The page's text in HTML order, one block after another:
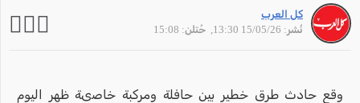
كل العرب
نُشر: 15/05/26 13:30
, حُتلن: 15:08
وقع حادث طرق خطير بين حافلة ومركبة خاصىة ظهر اليوم